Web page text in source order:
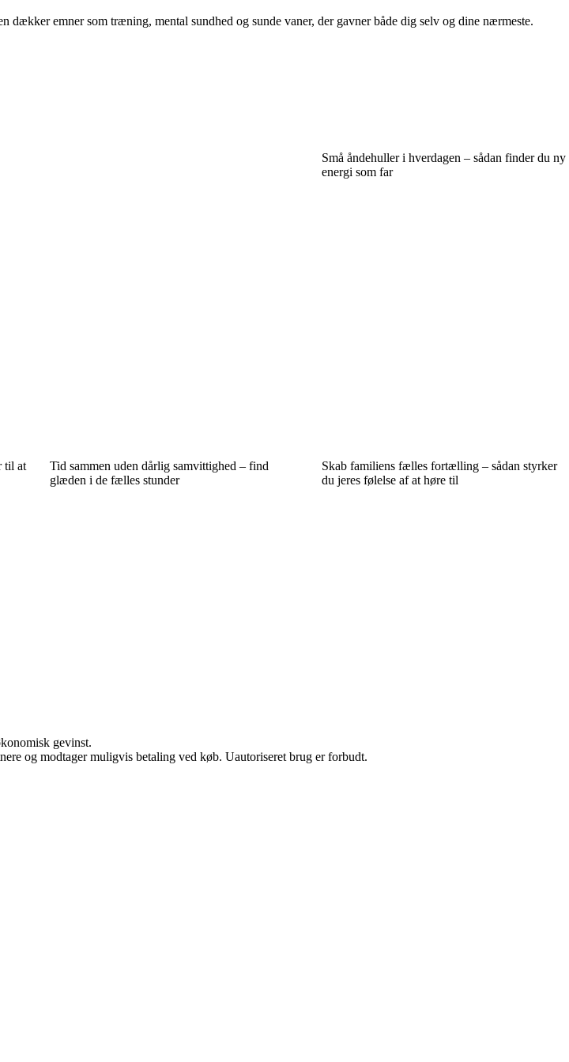
emner som træning, mental sundhed og sunde vaner, der gavner både dig selv og dine nærmeste.
Små åndehuller i hverdagen – sådan finder du ny
energi som far
til at
Tid sammen uden dårlig samvittighed – find
glæden i de fælles stunder
Skab familiens fælles fortælling – sådan styrker
du jeres følelse af at høre til
gevinst.
og modtager muligvis betaling ved køb. Uautoriseret brug er forbudt.